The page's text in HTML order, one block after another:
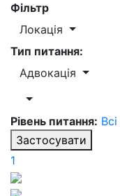
Фільтр
Локація
Тип питання:
Адвокація
Рівень питання: Всі
Застосувати
1